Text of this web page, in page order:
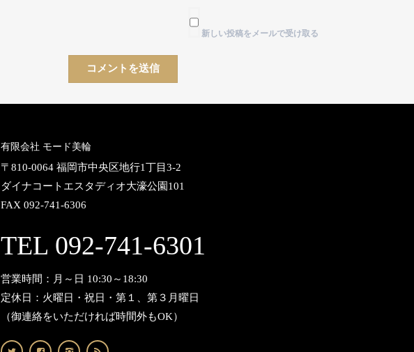
新しい投稿をメールで受け取る
有限会社 モード美輪
〒810-0064 福岡市中央区地行1丁目3-2
ダイナコートエスタディオ大濠公園101
FAX 092-741-6306
TEL 092-741-6301
営業時間：月～日 10:30～18:30
定休日：火曜日・祝日・第１、第３月曜日
（御連絡をいただければ時間外もOK）